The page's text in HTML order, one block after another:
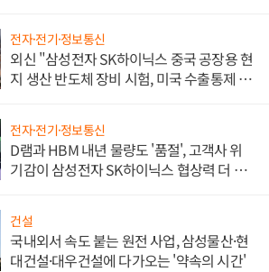
전자·전기·정보통신
외신 "삼성전자 SK하이닉스 중국 공장용 현
지 생산 반도체 장비 시험, 미국 수출통제 대
전자·전기·정보통신
D램과 HBM 내년 물량도 '품절', 고객사 위
기감이 삼성전자 SK하이닉스 협상력 더 키
건설
국내외서 속도 붙는 원전 사업, 삼성물산·현
대건설·대우건설에 다가오는 '약속의 시간'